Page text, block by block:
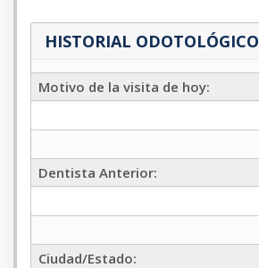
HISTORIAL ODOTOLÓGICO
Motivo
de
visita
hoy
Motivo de la visita de hoy:
Dentista
Anterior
Dentista Anterior:
Ciudad/Estado
Ciudad/Estado: